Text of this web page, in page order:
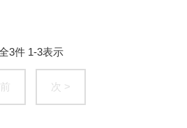
3件 1-3表示
次 >